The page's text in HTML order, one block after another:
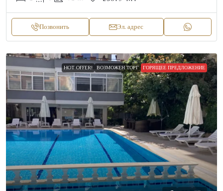
Позвонить Эл. адрес
HOT OFFER! ВОЗМОЖЕН ТОРГ ГОРЯЩЕЕ ПРЕДЛОЖЕНИЕ